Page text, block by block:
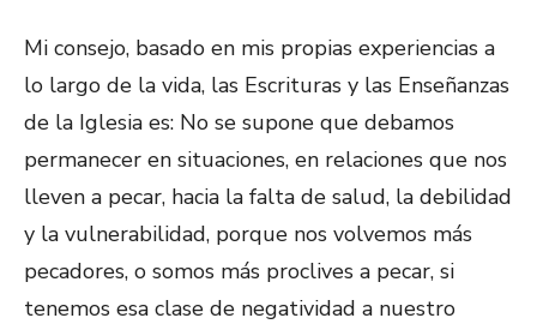
Mi consejo, basado en mis propias experiencias a
lo largo de la vida, las Escrituras y las Enseñanzas
de la Iglesia es: No se supone que debamos
permanecer en situaciones, en relaciones que nos
lleven a pecar, hacia la falta de salud, la debilidad
y la vulnerabilidad, porque nos volvemos más
pecadores, o somos más proclives a pecar, si
tenemos esa clase de negatividad a nuestro